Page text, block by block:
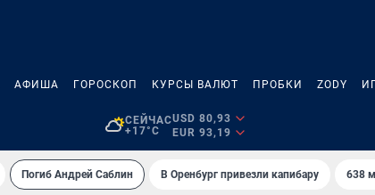
АФИША ГОРОСКОП КУРСЫ ВАЛЮТ ПРОБКИ ZODY
СЕЙЧАС
+17°C
USD 80,93
EUR 93,19
Погиб Андрей Саблин В Оренбург привезли капибару 638